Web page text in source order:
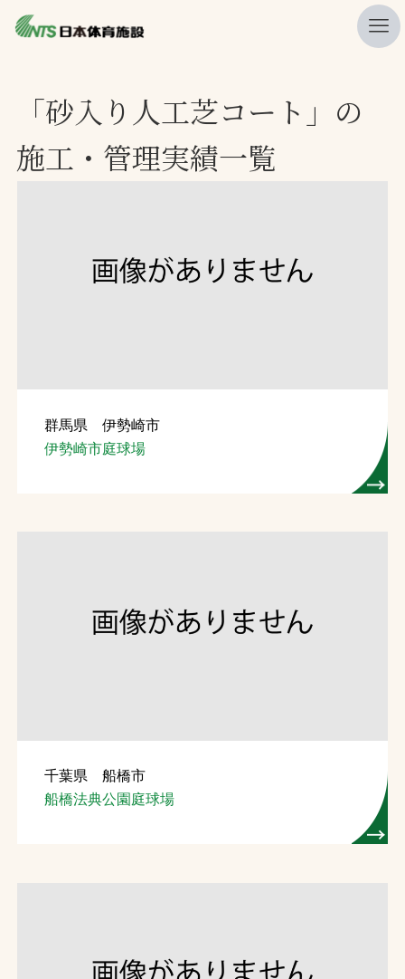
ニュース
プレスリリース
施工・管理実績一覧
検索
お問合せ
YouTube
「砂入り人工芝コート」の
施工・管理実績一覧
群馬県 伊勢崎市
伊勢崎市庭球場
千葉県 船橋市
船橋法典公園庭球場